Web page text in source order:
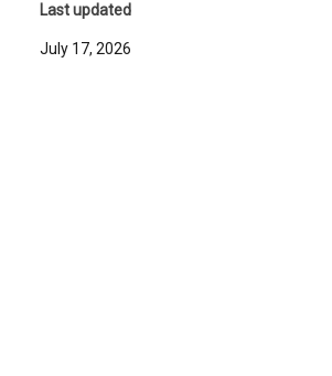
Last updated
July 17, 2026